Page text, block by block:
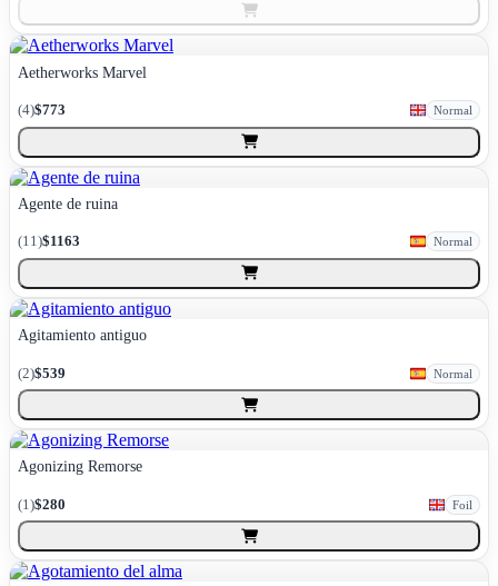
Aetherworks Marvel
(4)$773 Normal
Agente de ruina
(11)$1163 Normal
Agitamiento antiguo
(2)$539 Normal
Agonizing Remorse
(1)$280 Foil